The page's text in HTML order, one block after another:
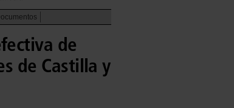
de
de Castilla y